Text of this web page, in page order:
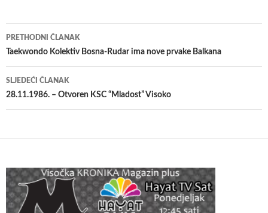
Navigacija
članaka
PRETHODNI ČLANAK
Taekwondo Kolektiv Bosna-Rudar ima nove prvake Balkana
SLJEDEĆI ČLANAK
28.11.1986. – Otvoren KSC “Mladost” Visoko